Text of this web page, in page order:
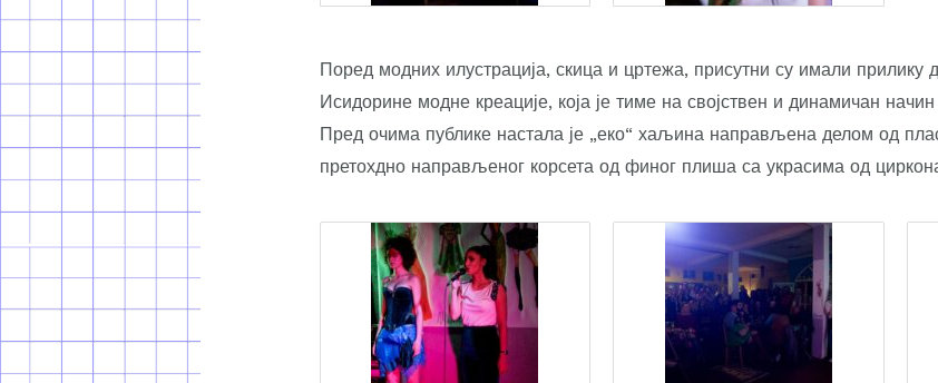
Поред модних илустрација, скица и цртежа, присутни су имали прилику
Исидорине модне креације, која је тиме на својствен и динамичан
Пред очима публике настала је „еко“ хаљина направљена делом од
претохдно направљеног корсета од финог плиша са украсима од